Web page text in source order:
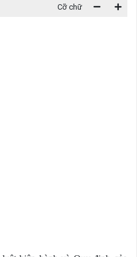
Cỡ chữ